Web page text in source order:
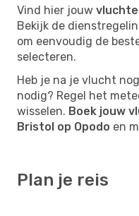
Vind hier jouw
Bekijk de
om eenvoudig de
selecteren.
Heb je na je vlucht
nodig? Regel het
wisselen. Boek jouw
Bristol op Opodo en
Plan je reis